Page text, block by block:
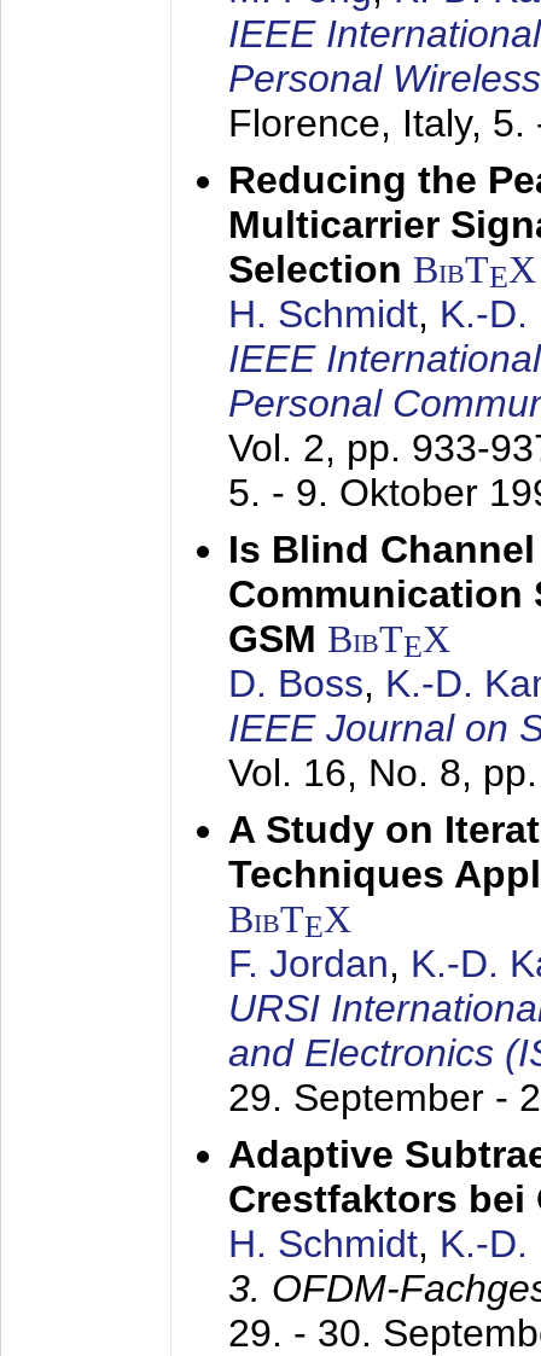
IEEE
Personal
Florence, Italy, 5.
Reducing the
Multicarrier
Selection BibTEX
H. Schmidt, K.-D.
IEEE
Personal
Vol. 2, pp. 933-
5. - 9. Oktober
Is Blind
Communication
GSM BibTEX
D. Boss, K.-D.
IEEE Journal on
Vol. 16, No. 8,
A Study on
Techniques
BibTEX
F. Jordan, K.-D.
URSI
and Electronics
29. September -
Adaptive
Crestfaktors bei
H. Schmidt, K.-D.
3. OFDM-
29. - 30.